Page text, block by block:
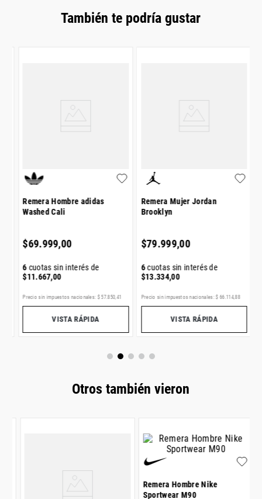
También te podría gustar
Remera Hombre adidas
Washed Cali
$69.999,00
6cuotas sin interés de
$11.667,00
Precio sin impuestos nacionales: $ 57.850,41
VISTA RÁPIDA
Remera Mujer Jordan
Brooklyn
$79.999,00
6cuotas sin interés de
$13.334,00
Precio sin impuestos nacionales: $ 66.114,88
VISTA RÁPIDA
Otros también vieron